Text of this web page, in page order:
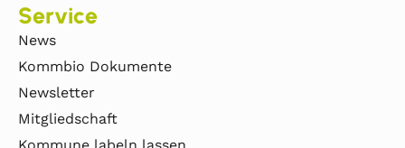
Service
News
Kommbio Dokumente
Newsletter
Mitgliedschaft